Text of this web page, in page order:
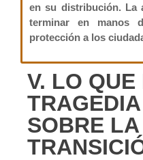
en su distribución. La
terminar en manos
protección a los
V. LO QUE
SOBRE LA